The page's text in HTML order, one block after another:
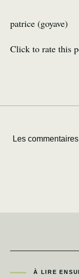
patrice (goyave)
Click to rate this
Les
À LIRE